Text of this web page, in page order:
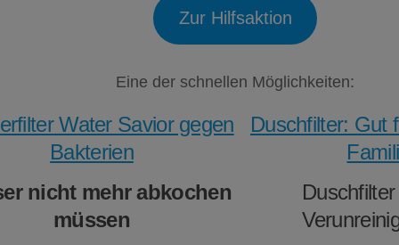
Zur Hilfsaktion
Eine der schnellen Möglichkeiten:
Water Savior gegen
Bakterien
nicht mehr abkochen
müssen
Duschfilter: Gut